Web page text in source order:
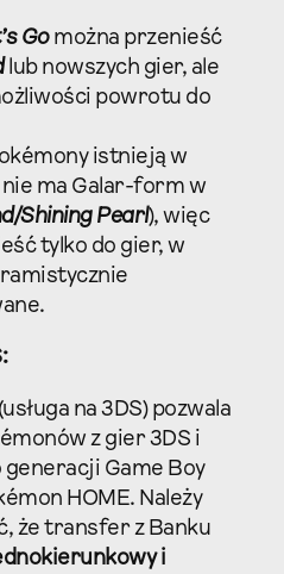
Gomożna przenieść
lub nowszych gier, ale
powrotu do
istnieją w
nie ma Galar-form w
Shining Pearl), więc
tylko do gier, w
na 3DS) pozwala
z gier 3DS i
generacji Game Boy
HOME. Należy
że transfer z Banku
i